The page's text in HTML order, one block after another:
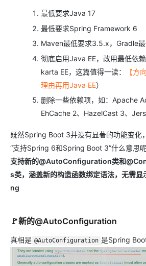
最低要求Java 17
最低要求Spring Framework 6
Maven最低要求3.5.x，Gradle
彻底启用Java EE，改用最低依
karta EE，这篇值得一读：
【方
理由再用Java EE）
删除一些依赖项，如：Apache
EhCache 2、HazelCast 3、
既然Spring Boot 3并没有显著的功能变化
“支持Spring 6和Spring Boot 3”什么意思
支持新的@AutoConfiguration类和
s类，涵盖新的构造函数绑定语法，无需
ng
🚩新的@AutoConfiguration
真相是 @AutoConfiguration 是Spring